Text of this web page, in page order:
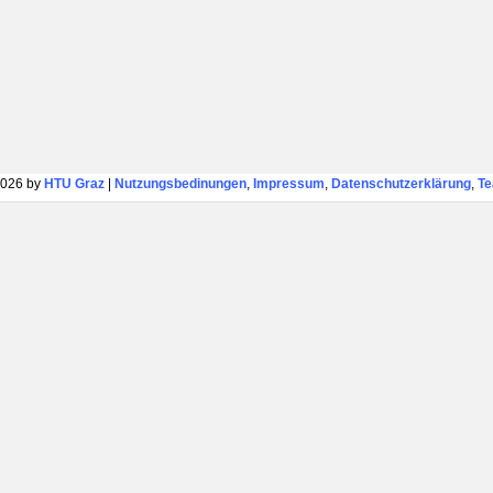
by HTU Graz| Nutzungsbedinungen, Impressum, Datenschutzerklärung,